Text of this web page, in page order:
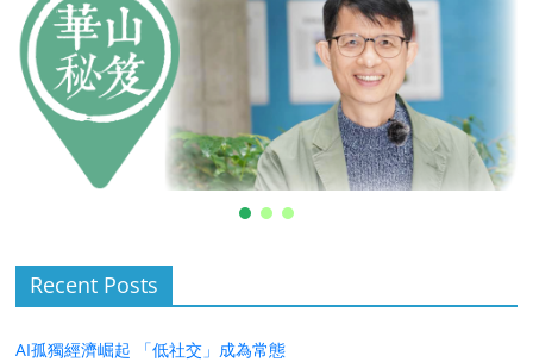
Recent Posts
AI孤獨經濟崛起 「低社交」成為常態